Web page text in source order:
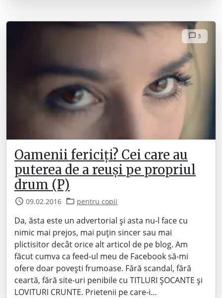
3
Oamenii fericiți? Cei care au
puterea de a reuși pe propriul
drum (P)
09.02.2016 pentru copii
Da, ăsta este un advertorial și asta nu-l face cu
nimic mai prejos, mai puțin sincer sau mai
plictisitor decât orice alt articol de pe blog. Am
făcut cumva ca feed-ul meu de Facebook să-mi
ofere doar povești frumoase. Fără scandal, fără
ceartă, fără site-uri penibile cu TITLURI ȘOCANTE și
LOVITURI CRUNTE. Prietenii pe care-i…